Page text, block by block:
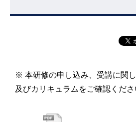
※ 本研修の申し込み、受講に関
及びカリキュラムをご確認くださ